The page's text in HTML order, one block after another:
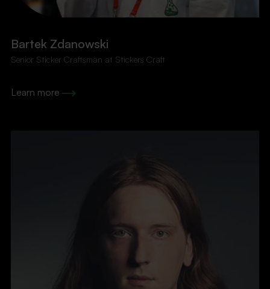
Bartek Zdanowski
Senior Sticker Craftsman at Stickers Craft
Learn more